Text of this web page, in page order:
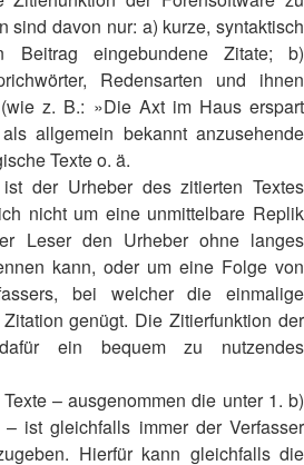
sind davon nur: a) kurze, syntaktisch
eingebundene Zitate; b)
Redensarten und ihnen
z. B.: »Die Axt im Haus erspart
allgemein bekannt anzusehende
Texte o. ä.
der Urheber des zitierten Textes
nicht um eine unmittelbare Replik
Leser den Urheber ohne langes
kann, oder um eine Folge von
bei welcher die einmalige
genügt. Die Zitierfunktion der
ein bequem zu nutzendes
– ausgenommen die unter 1. b)
ist gleichfalls immer der Verfasser
Hierfür kann gleichfalls die